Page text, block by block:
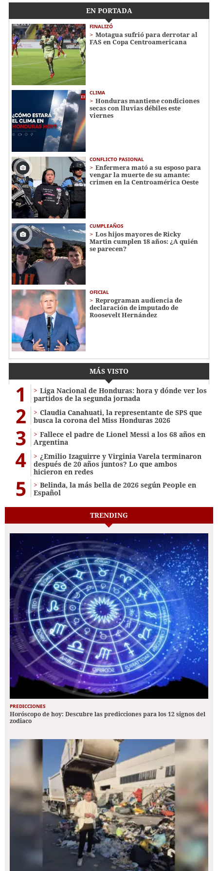
EN PORTADA
FINALIZÓ
Motagua sufrió para derrotar al
FAS en Copa Centroamericana
CLIMA
Honduras mantiene condiciones
secas con lluvias débiles este
viernes
CONFLICTO PASIONAL
Enfermera mató a su esposo para
vengar la muerte de su amante:
crimen en la Centroamérica Oeste
CUMPLEAÑOS
Los hijos mayores de Ricky
Martin cumplen 18 años: ¿A quién
se parecen?
OFICIAL
Reprograman audiencia de
declaración de imputado de
Roosevelt Hernández
MÁS VISTO
1
Liga Nacional de Honduras: hora y dónde ver los
partidos de la segunda jornada
2
Claudia Canahuati, la representante de SPS que
busca la corona del Miss Honduras 2026
3
Fallece el padre de Lionel Messi a los 68 años en
Argentina
4
¿Emilio Izaguirre y Virginia Varela terminaron
después de 20 años juntos? Lo que ambos
hicieron en redes
5
Belinda, la más bella de 2026 según People en
Español
TRENDING
PREDICCIONES
Horóscopo de hoy: Descubre las predicciones para los 12 signos del
zodiaco